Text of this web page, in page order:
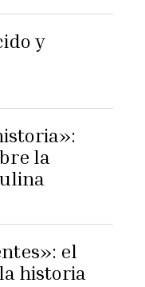
y
la
el
historia